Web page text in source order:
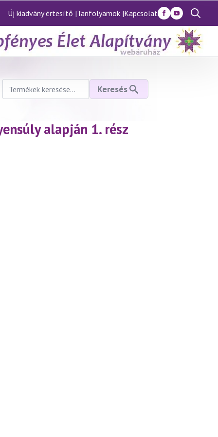
Új kiadvány értesítő |Tanfolyamok |Kapcsolat
Search
for:
Keresés
következőre:
Keresés
alapján 1. rész